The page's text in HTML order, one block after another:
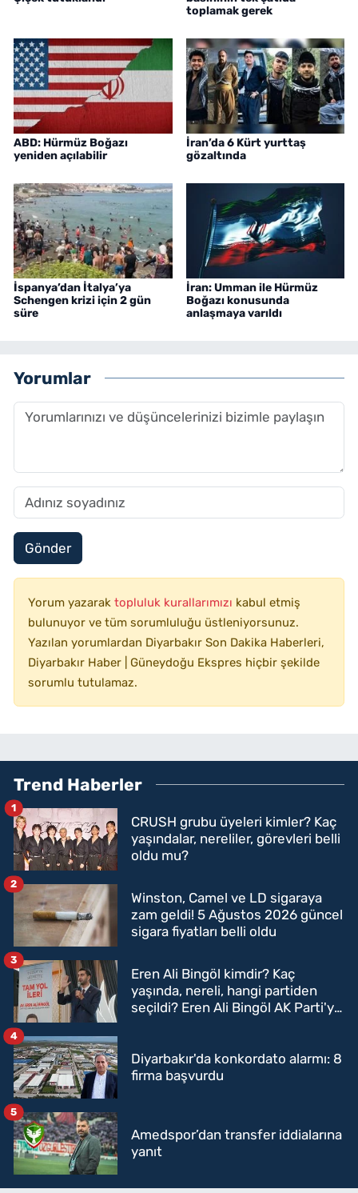
toplamak gerek
ABD: Hürmüz Boğazı
yeniden açılabilir
İran’da 6 Kürt yurttaş
gözaltında
İspanya’dan İtalya’ya
Schengen krizi için 2 gün
süre
İran: Umman ile Hürmüz
Boğazı konusunda
anlaşmaya varıldı
Yorumlar
Gönder
Yorum yazarak topluluk kurallarımızı kabul etmiş
bulunuyor ve tüm sorumluluğu üstleniyorsunuz.
Yazılan yorumlardan Diyarbakır Son Dakika Haberleri,
Diyarbakır Haber | Güneydoğu Ekspres hiçbir şekilde
sorumlu tutulamaz.
Trend Haberler
CRUSH grubu üyeleri kimler? Kaç
yaşındalar, nereliler, görevleri belli
oldu mu?
1
Winston, Camel ve LD sigaraya
zam geldi! 5 Ağustos 2026 güncel
sigara fiyatları belli oldu
2
Eren Ali Bingöl kimdir? Kaç
yaşında, nereli, hangi partiden
seçildi? Eren Ali Bingöl AK Parti'ye
3
Diyarbakır'da konkordato alarmı: 8
firma başvurdu
4
Amedspor’dan transfer iddialarına
yanıt
5